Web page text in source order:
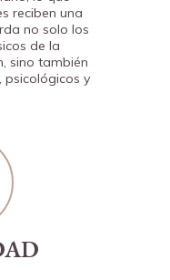
reciben una
no solo los
de la
sino también
psicológicos y